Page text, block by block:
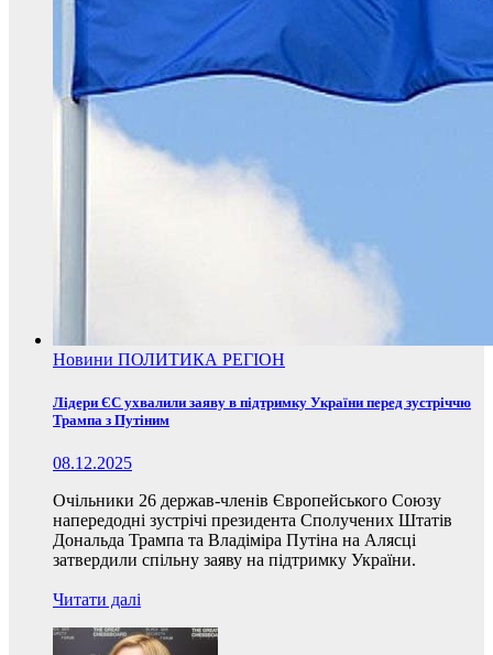
Новини ПОЛИТИКА РЕГІОН
Лідери ЄС ухвалили заяву в підтримку України перед зустріччю
Трампа з Путіним
08.12.2025
Очільники 26 держав-членів Європейського Союзу
напередодні зустрічі президента Сполучених Штатів
Дональда Трампа та Владіміра Путіна на Алясці
затвердили спільну заяву на підтримку України.
Читати далі